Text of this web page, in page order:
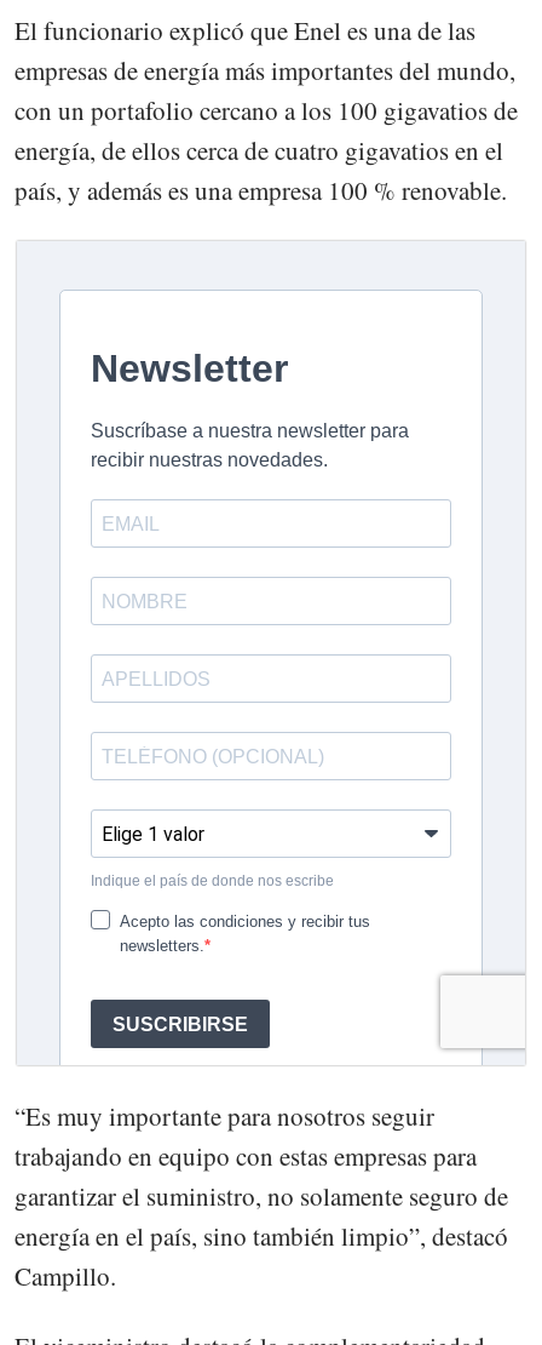
El funcionario explicó que Enel es una de las
empresas de energía más importantes del mundo,
con un portafolio cercano a los 100 gigavatios de
energía, de ellos cerca de cuatro gigavatios en el
país, y además es una empresa 100 % renovable.
“Es muy importante para nosotros seguir
trabajando en equipo con estas empresas para
garantizar el suministro, no solamente seguro de
energía en el país, sino también limpio”, destacó
Campillo.